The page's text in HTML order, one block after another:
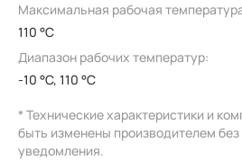
Максимальная рабочая
110 °C
Диапазон рабочих температур:
-10 °C, 110 °C
* Технические характеристики и
быть изменены производителем
уведомления.